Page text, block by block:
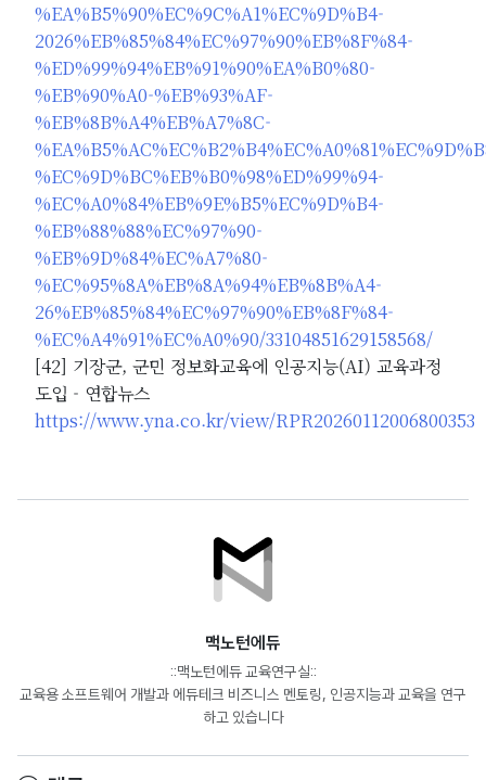
%EA%B5%90%EC%9C%A1%EC%9D%B4-
2026%EB%85%84%EC%97%90%EB%8F%84-
%ED%99%94%EB%91%90%EA%B0%80-
%EB%90%A0-%EB%93%AF-
%EB%8B%A4%EB%A7%8C-
%EC%9D%BC%EB%B0%98%ED%99%94-
%EC%A0%84%EB%9E%B5%EC%9D%B4-
%EB%88%88%EC%97%90-
%EB%9D%84%EC%A7%80-
%EC%95%8A%EB%8A%94%EB%8B%A4-
26%EB%85%84%EC%97%90%EB%8F%84-
%EC%A4%91%EC%A0%90/33104851629158568/
[42] 기장군, 군민 정보화교육에 인공지능(AI) 교육과정
도입 - 연합뉴스
https://www.yna.co.kr/view/RPR20260112006800353
맥노턴에듀
::맥노턴에듀 교육연구실::
교육용 소프트웨어 개발과 에듀테크 비즈니스 멘토링, 인공지능과 교육을 연구
하고 있습니다